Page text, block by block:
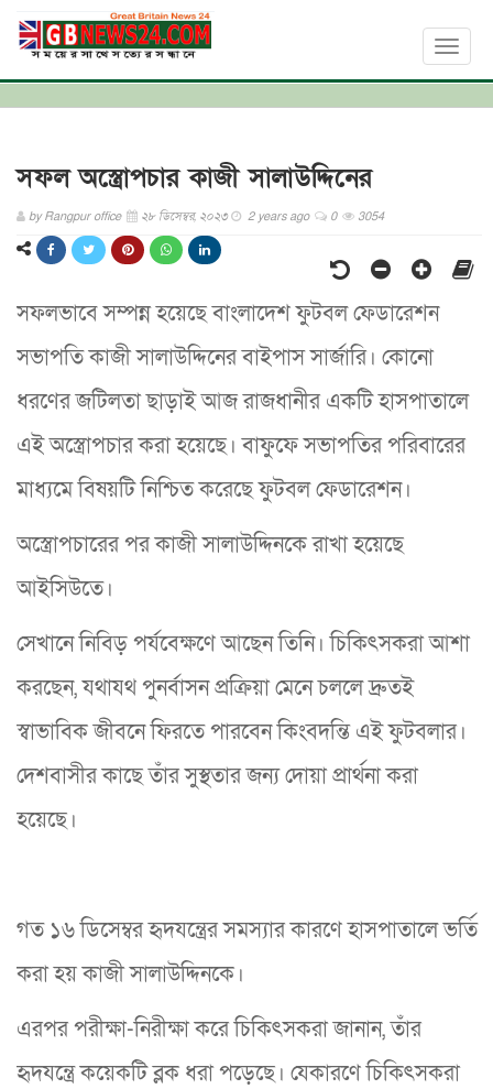
Toggle
সফল অস্ত্রোপচার কাজী সালাউদ্দিনের
byRangpur office ২৮ ডিসেম্বর, ২০২৩ 2 years ago 0 3054
সফলভাবে সম্পন্ন হয়েছে বাংলাদেশ ফুটবল ফেডারেশন
সভাপতি কাজী সালাউদ্দিনের বাইপাস সার্জারি। কোনো
ধরণের জটিলতা ছাড়াই আজ রাজধানীর একটি হাসপাতালে
এই অস্ত্রোপচার করা হয়েছে। বাফুফে সভাপতির পরিবারের
মাধ্যমে বিষয়টি নিশ্চিত করেছে ফুটবল ফেডারেশন।
অস্ত্রোপচারের পর কাজী সালাউদ্দিনকে রাখা হয়েছে
আইসিউতে।
সেখানে নিবিড় পর্যবেক্ষণে আছেন তিনি। চিকিৎসকরা আশা
করছেন, যথাযথ পুনর্বাসন প্রক্রিয়া মেনে চললে দ্রুতই
স্বাভাবিক জীবনে ফিরতে পারবেন কিংবদন্তি এই ফুটবলার।
দেশবাসীর কাছে তাঁর সুস্থতার জন্য দোয়া প্রার্থনা করা
হয়েছে।
গত ১৬ ডিসেম্বর হৃদযন্ত্রের সমস্যার কারণে হাসপাতালে ভর্তি
করা হয় কাজী সালাউদ্দিনকে।
এরপর পরীক্ষা-নিরীক্ষা করে চিকিৎসকরা জানান, তাঁর
হৃদযন্ত্রে কয়েকটি ব্লক ধরা পড়েছে। যেকারণে চিকিৎসকরা